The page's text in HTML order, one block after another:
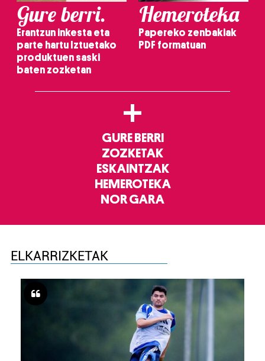
Gure berri.
Erantzun inkesta eta
parte hartu Iztuetako
produktuen saski
baten zozketan
Hemeroteka
Papereko zenbakiak
PDF formatuan
+
GURE BERRI
ZOZKETAK
ESKAINTZAK
HEMEROTEKA
NOR GARA
ELKARRIZKETAK